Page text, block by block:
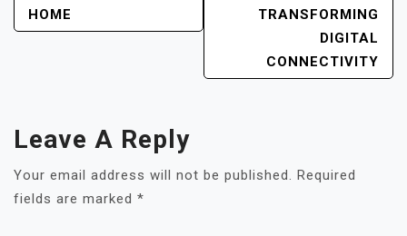
HOME
TRANSFORMING
DIGITAL
CONNECTIVITY
Leave A Reply
Your email address will not be published. Required
fields are marked *